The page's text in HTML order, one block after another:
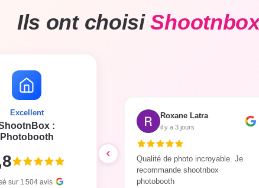
Ils ont choisi
Excellent
:
Photobooth
sur 1 504avis
Roxane Latra
il y a 3 jours
Qualité de photo incroyable. Je
recommande shootnbox
photobooth